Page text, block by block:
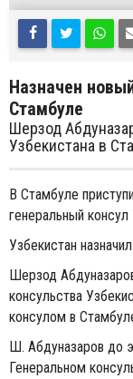
Назначен
Стамбуле
Шерзод
Узбекистана в
В Стамбуле
генеральный
Узбекистан
Шерзод
консульства
консулом в
Ш. Абдуназаров до
Генеральном